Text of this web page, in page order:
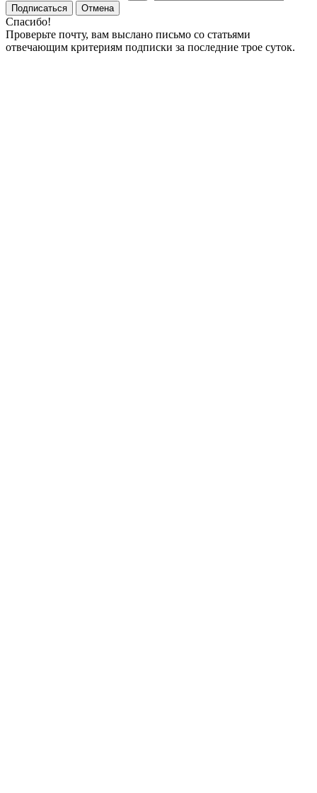
Подписаться
Отмена
Спасибо!
Проверьте почту, вам выслано письмо со статьями
отвечающим критериям подписки за последние трое суток.